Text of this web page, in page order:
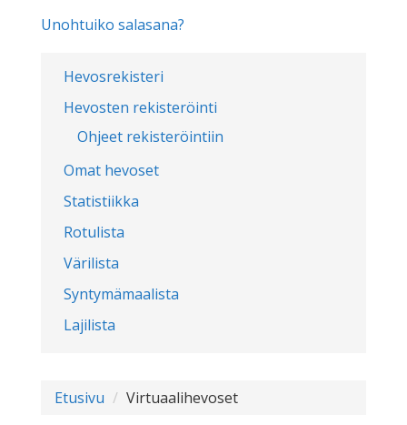
Hevosrekisteri
Hevosten rekisteröinti
Ohjeet rekisteröintiin
Omat hevoset
Statistiikka
Rotulista
Värilista
Syntymämaalista
Lajilista
Unohtuiko salasana?
Etusivu Virtuaalihevoset